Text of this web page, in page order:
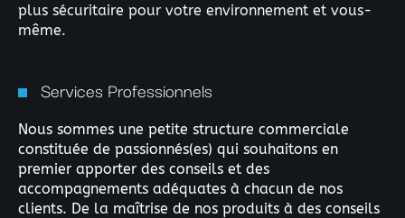
plus sécuritaire pour votre environnement et vous-
même.
Services Professionnels
Nous sommes une petite structure commerciale
constituée de passionnés(es) qui souhaitons en
premier apporter des conseils et des
accompagnements adéquates à chacun de nos
clients. De la maîtrise de nos produits à des conseils